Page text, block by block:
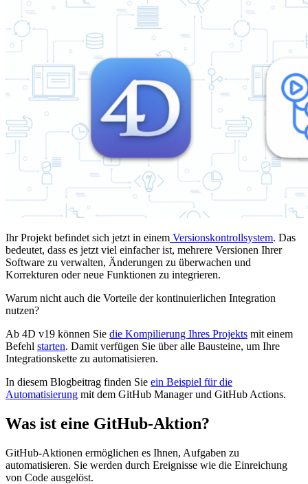
Ihr Projekt befindet sich jetzt in einem Versionskontrollsystem. Das
bedeutet, dass es jetzt viel einfacher ist, mehrere Versionen Ihrer
Software zu verwalten, Änderungen zu überwachen und
Korrekturen oder neue Funktionen zu integrieren.
Warum nicht auch die Vorteile der kontinuierlichen Integration
nutzen?
Ab 4D v19 können Sie die Kompilierung Ihres Projekts mit einem
Befehl starten. Damit verfügen Sie über alle Bausteine, um Ihre
Integrationskette zu automatisieren.
In diesem Blogbeitrag finden Sie ein Beispiel für die
Automatisierung mit dem GitHub Manager und GitHub Actions.
Was ist eine GitHub-Aktion?
GitHub-Aktionen ermöglichen es Ihnen, Aufgaben zu
automatisieren. Sie werden durch Ereignisse wie die Einreichung
von Code ausgelöst.